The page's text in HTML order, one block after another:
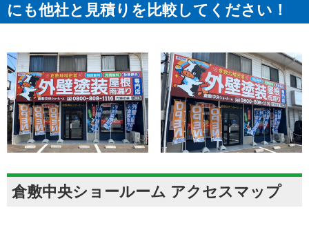
にも他社と見積りを比較してください！
倉敷中央ショールーム アクセスマップ